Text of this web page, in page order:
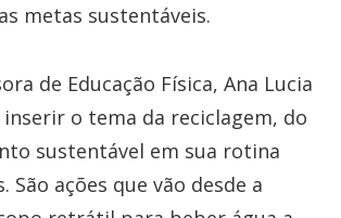
metas sustentáveis.
de Educação Física, Ana Lucia
o tema da reciclagem, do
sustentável em sua rotina
São ações que vão desde a